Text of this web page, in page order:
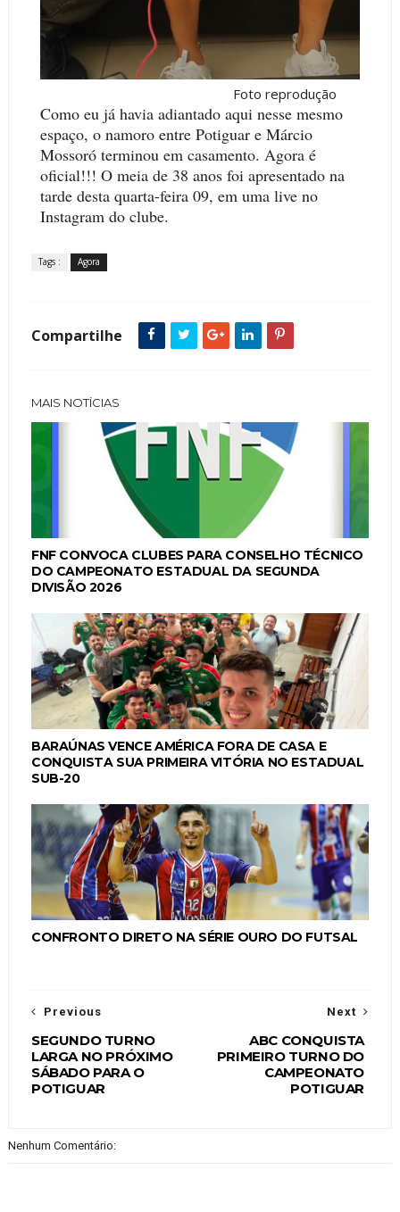
Foto reprodução
Como eu já havia adiantado aqui nesse mesmo
espaço, o namoro entre Potiguar e Márcio
Mossoró terminou em casamento. Agora é
oficial!!! O meia de 38 anos foi apresentado na
tarde desta quarta-feira 09, em uma live no
Instagram do clube.
Tags : Agora
Compartilhe
MAIS NOTÍCIAS
FNF CONVOCA CLUBES PARA CONSELHO TÉCNICO
DO CAMPEONATO ESTADUAL DA SEGUNDA
DIVISÃO 2026
BARAÚNAS VENCE AMÉRICA FORA DE CASA E
CONQUISTA SUA PRIMEIRA VITÓRIA NO ESTADUAL
SUB-20
CONFRONTO DIRETO NA SÉRIE OURO DO FUTSAL
Next
ABC CONQUISTA
PRIMEIRO TURNO DO
CAMPEONATO
POTIGUAR
Previous
SEGUNDO TURNO
LARGA NO PRÓXIMO
SÁBADO PARA O
POTIGUAR
Nenhum Comentário: